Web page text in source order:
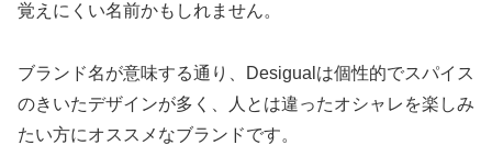
覚えにくい名前かもしれません。
ブランド名が意味する通り、Desigualは個性的でスパイス
のきいたデザインが多く、人とは違ったオシャレを楽しみ
たい方にオススメなブランドです。